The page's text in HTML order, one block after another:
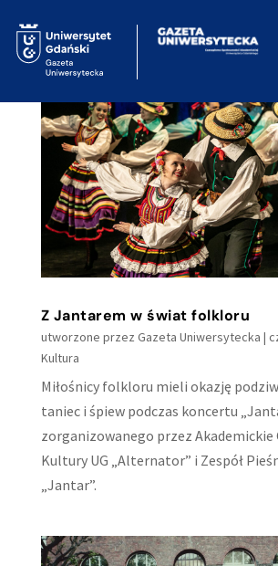
Z Jantarem w świat folkloru
utworzone przez Gazeta Uniwersytecka |
Kultura
Miłośnicy folkloru mieli okazję
taniec i śpiew podczas koncertu
zorganizowanego przez Akademickie
Kultury UG „Alternator” i Zespół
„Jantar”.